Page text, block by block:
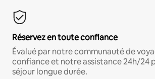
Réservez en toute confiance
Évalué par notre communauté de
confiance et notre assistance 24h/24
séjour longue durée.